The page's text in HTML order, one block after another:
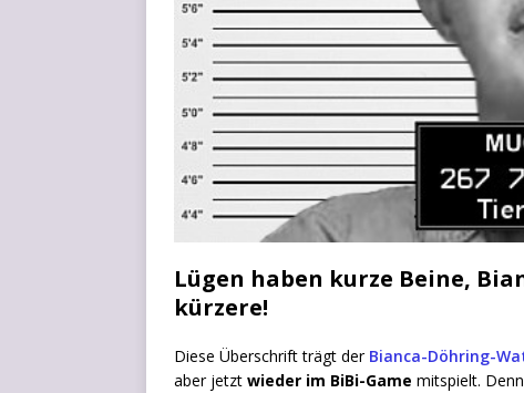
Lügen haben kurze Beine,
kürzere!
Die­se Über­schrift trägt der Bian­ca-Döh­ring-
aber jetzt wie­der im BiBi-Game mit­spielt.